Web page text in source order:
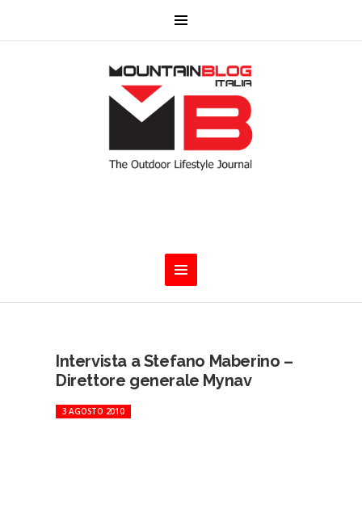
Intervista a Stefano Maberino –
Direttore generale Mynav
3 AGOSTO 2010